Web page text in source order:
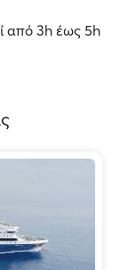
από 3h έως 5h